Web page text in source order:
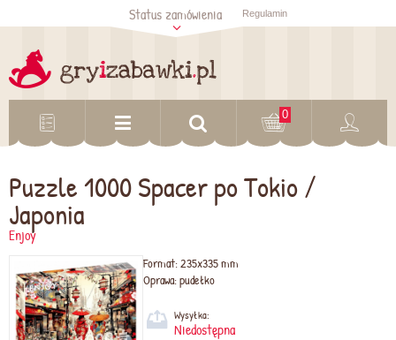
Sprawdź status
zamówienia
Status zamówienia Regulamin
0
Puzzle 1000 Spacer po Tokio /
Japonia
Enjoy
Format:235x335 mm
Oprawa:pudełko
Wysyłka:
Niedostępna